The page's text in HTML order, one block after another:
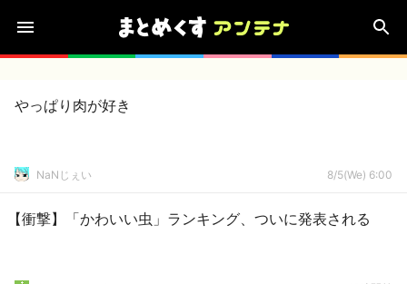
やっぱり肉が好き
NaNじぇい 8/5(We) 6:00
【衝撃】「かわいい虫」ランキング、ついに発表される